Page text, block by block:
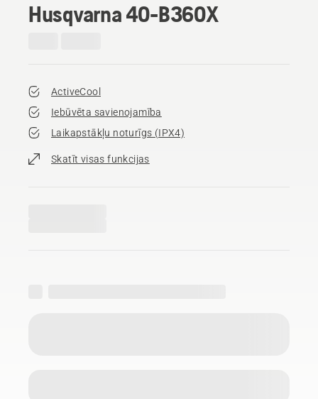
Husqvarna 40-B360X
ActiveCool
Iebūvēta savienojamība
Laikapstākļu noturīgs (IPX4)
Skatīt visas funkcijas